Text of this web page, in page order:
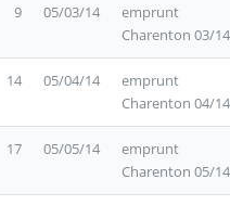
9 05/03/14
emprunt
Charenton 03/14
14 05/04/14
emprunt
Charenton 04/14
17 05/05/14
emprunt
Charenton 05/14